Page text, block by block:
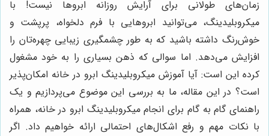
زمان‌های طولانی برای آرایش روزانه ابروها نیست! با
میکروبلیدینگ، می‌توانید ابروهایی با فرم دلخواه، پرپشت و
خوش‌رنگ داشته باشید که به طور چشمگیری زیبایی چهره‌تان را
افزایش می‌دهد. اما سوالی که ذهن بسیاری را به خود مشغول
کرده این است: آیا آموزش میکروبلیدینگ ابرو در خانه امکان‌پذیر
است؟ در این مقاله، ما به بررسی این موضوع می‌پردازیم و یک
راهنمای گام به گام برای انجام میکروبلیدینگ ابرو در خانه، همراه
با نکات مهم و رفع اشکال‌های احتمالی ارائه خواهیم داد. اگر